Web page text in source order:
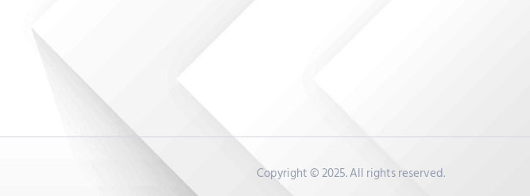
Copyright © 2025. All rights reserved.